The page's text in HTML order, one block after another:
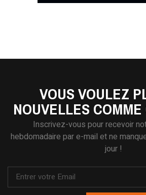
VOUS VOULEZ
NOUVELLES
Inscrivez-vous pour recevoir
hebdomadaire par e-mail et ne
jour !